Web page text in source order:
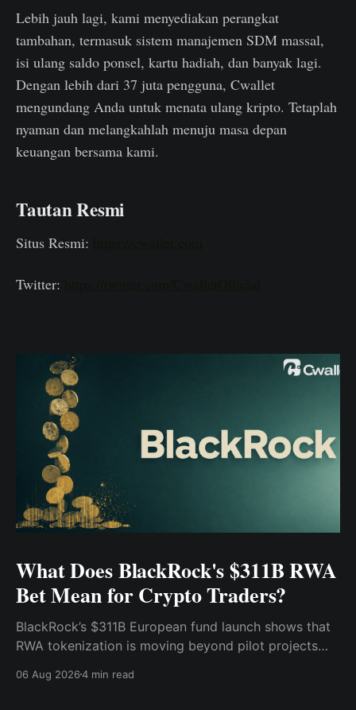
Lebih jauh lagi, kami menyediakan perangkat
tambahan, termasuk sistem manajemen SDM massal,
isi ulang saldo ponsel, kartu hadiah, dan banyak lagi.
Dengan lebih dari 37 juta pengguna, Cwallet
mengundang Anda untuk menata ulang kripto. Tetaplah
nyaman dan melangkahlah menuju masa depan
keuangan bersama kami.
Tautan Resmi
Situs Resmi:
Twitter:
What Does BlackRock's $311B RWA
Bet Mean for Crypto Traders?
BlackRock’s $311B European fund launch shows that
RWA tokenization is moving beyond pilot projects
what it means for crypto traders.
06 Aug 20264 min read